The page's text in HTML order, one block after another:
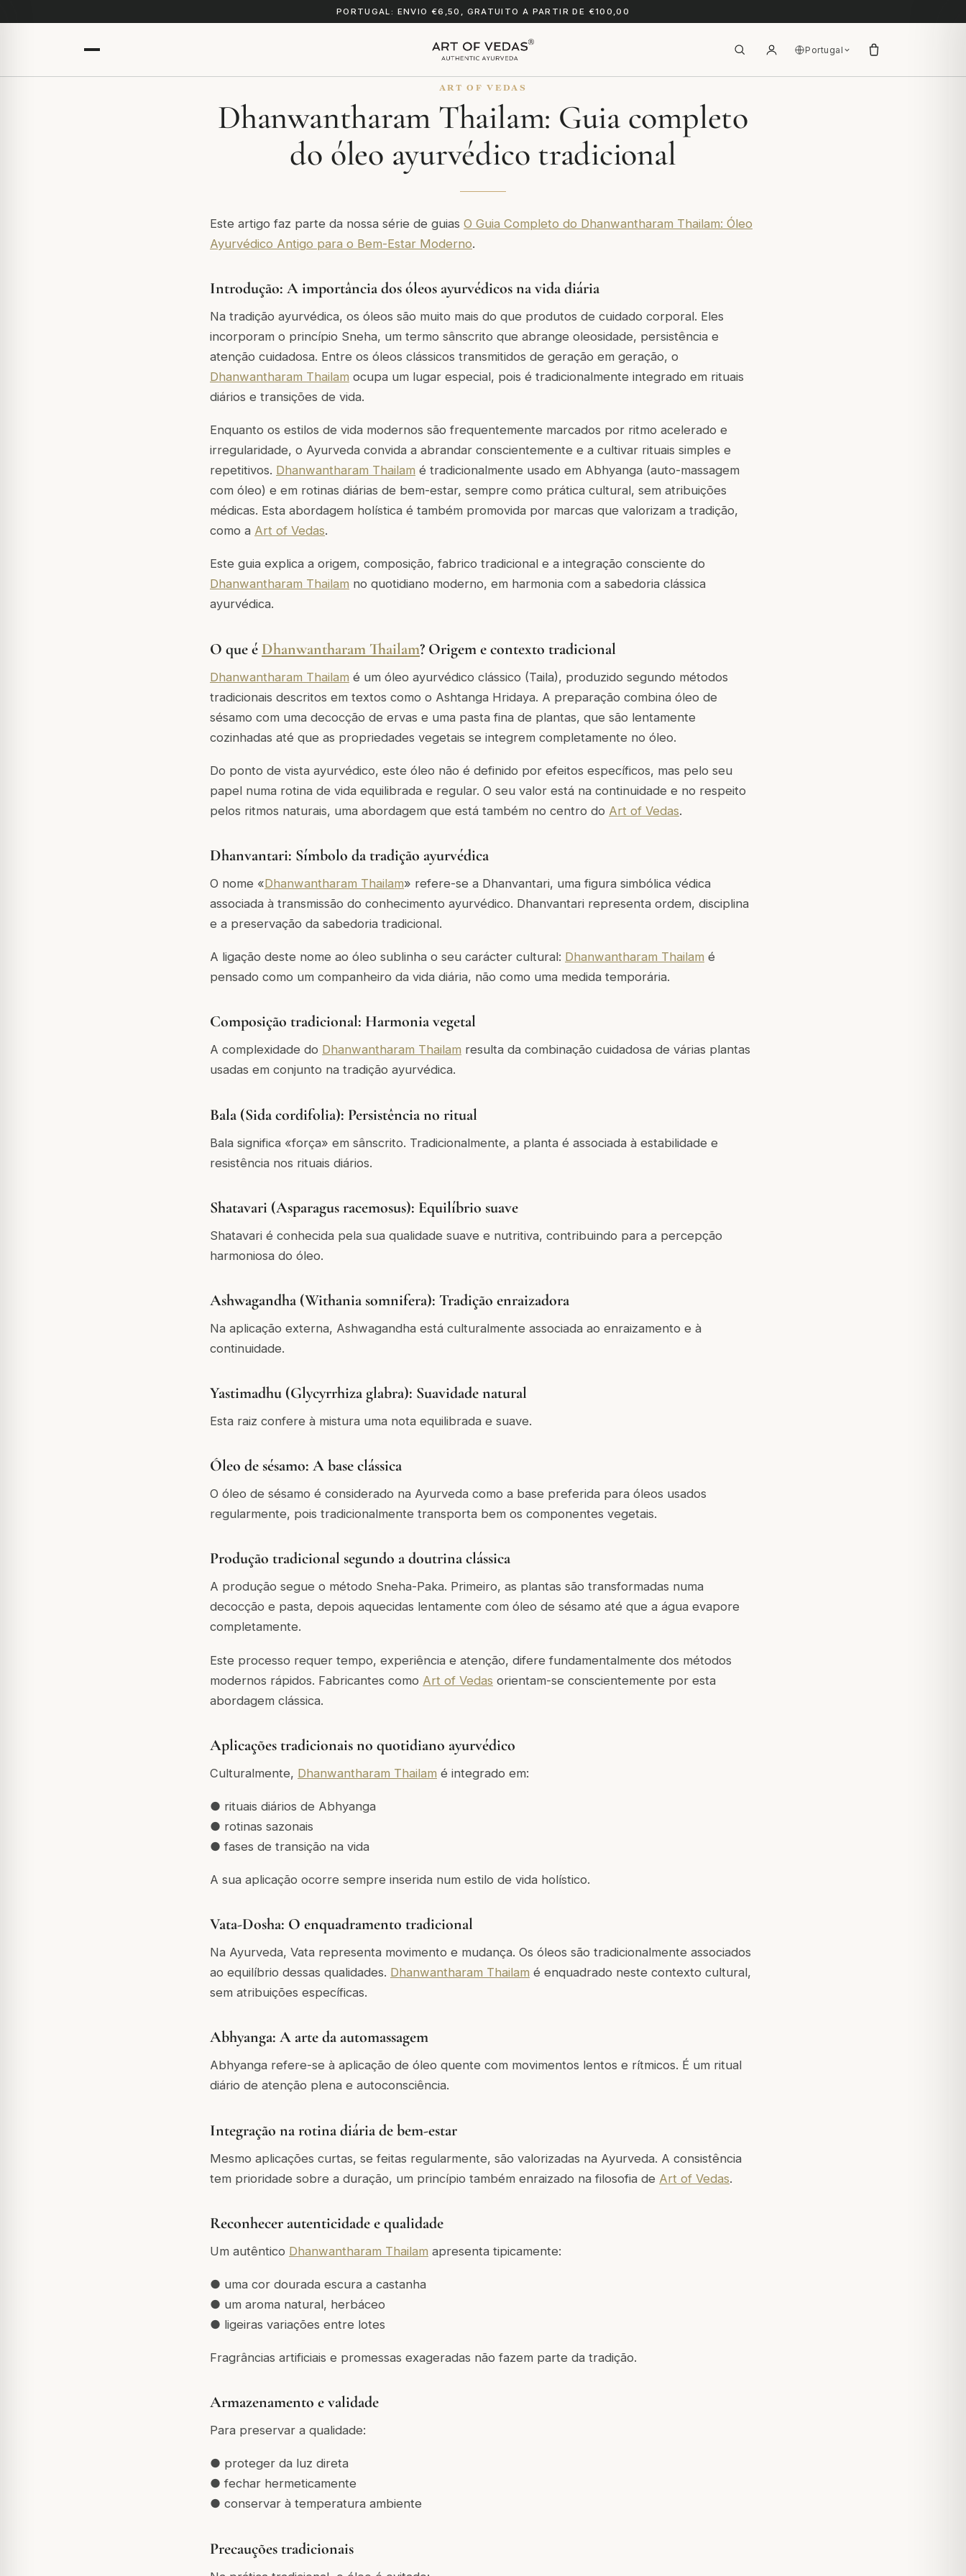
PORTUGAL: ENVIO €6,50, GRATUITO A PARTIR DE €100,00
Portugal
ART OF VEDAS
Dhanwantharam Thailam: Guia completo
do óleo ayurvédico tradicional
Este artigo faz parte da nossa série de guias O Guia Completo do Dhanwantharam Thailam: Óleo
Ayurvédico Antigo para o Bem-Estar Moderno.
Introdução: A importância dos óleos ayurvédicos na vida diária
Na tradição ayurvédica, os óleos são muito mais do que produtos de cuidado corporal. Eles
incorporam o princípio Sneha, um termo sânscrito que abrange oleosidade, persistência e
atenção cuidadosa. Entre os óleos clássicos transmitidos de geração em geração, o
Dhanwantharam Thailam ocupa um lugar especial, pois é tradicionalmente integrado em rituais
diários e transições de vida.
Enquanto os estilos de vida modernos são frequentemente marcados por ritmo acelerado e
irregularidade, o Ayurveda convida a abrandar conscientemente e a cultivar rituais simples e
repetitivos. Dhanwantharam Thailam é tradicionalmente usado em Abhyanga (auto-massagem
com óleo) e em rotinas diárias de bem-estar, sempre como prática cultural, sem atribuições
médicas. Esta abordagem holística é também promovida por marcas que valorizam a tradição,
como a Art of Vedas.
Este guia explica a origem, composição, fabrico tradicional e a integração consciente do
Dhanwantharam Thailam no quotidiano moderno, em harmonia com a sabedoria clássica
ayurvédica.
O que é Dhanwantharam Thailam? Origem e contexto tradicional
Dhanwantharam Thailam é um óleo ayurvédico clássico (Taila), produzido segundo métodos
tradicionais descritos em textos como o Ashtanga Hridaya. A preparação combina óleo de
sésamo com uma decocção de ervas e uma pasta fina de plantas, que são lentamente
cozinhadas até que as propriedades vegetais se integrem completamente no óleo.
Do ponto de vista ayurvédico, este óleo não é definido por efeitos específicos, mas pelo seu
papel numa rotina de vida equilibrada e regular. O seu valor está na continuidade e no respeito
pelos ritmos naturais, uma abordagem que está também no centro do Art of Vedas.
Dhanvantari: Símbolo da tradição ayurvédica
O nome «Dhanwantharam Thailam» refere-se a Dhanvantari, uma figura simbólica védica
associada à transmissão do conhecimento ayurvédico. Dhanvantari representa ordem, disciplina
e a preservação da sabedoria tradicional.
A ligação deste nome ao óleo sublinha o seu carácter cultural: Dhanwantharam Thailam é
pensado como um companheiro da vida diária, não como uma medida temporária.
Composição tradicional: Harmonia vegetal
A complexidade do Dhanwantharam Thailam resulta da combinação cuidadosa de várias plantas
usadas em conjunto na tradição ayurvédica.
Bala (Sida cordifolia): Persistência no ritual
Bala significa «força» em sânscrito. Tradicionalmente, a planta é associada à estabilidade e
resistência nos rituais diários.
Shatavari (Asparagus racemosus): Equilíbrio suave
Shatavari é conhecida pela sua qualidade suave e nutritiva, contribuindo para a percepção
harmoniosa do óleo.
Ashwagandha (Withania somnifera): Tradição enraizadora
Na aplicação externa, Ashwagandha está culturalmente associada ao enraizamento e à
continuidade.
Yastimadhu (Glycyrrhiza glabra): Suavidade natural
Esta raiz confere à mistura uma nota equilibrada e suave.
Óleo de sésamo: A base clássica
O óleo de sésamo é considerado na Ayurveda como a base preferida para óleos usados
regularmente, pois tradicionalmente transporta bem os componentes vegetais.
Produção tradicional segundo a doutrina clássica
A produção segue o método Sneha-Paka. Primeiro, as plantas são transformadas numa
decocção e pasta, depois aquecidas lentamente com óleo de sésamo até que a água evapore
completamente.
Este processo requer tempo, experiência e atenção, difere fundamentalmente dos métodos
modernos rápidos. Fabricantes como Art of Vedas orientam-se conscientemente por esta
abordagem clássica.
Aplicações tradicionais no quotidiano ayurvédico
Culturalmente, Dhanwantharam Thailam é integrado em:
● rituais diários de Abhyanga
● rotinas sazonais
● fases de transição na vida
A sua aplicação ocorre sempre inserida num estilo de vida holístico.
Vata-Dosha: O enquadramento tradicional
Na Ayurveda, Vata representa movimento e mudança. Os óleos são tradicionalmente associados
ao equilíbrio dessas qualidades. Dhanwantharam Thailam é enquadrado neste contexto cultural,
sem atribuições específicas.
Abhyanga: A arte da automassagem
Abhyanga refere-se à aplicação de óleo quente com movimentos lentos e rítmicos. É um ritual
diário de atenção plena e autoconsciência.
Integração na rotina diária de bem-estar
Mesmo aplicações curtas, se feitas regularmente, são valorizadas na Ayurveda. A consistência
tem prioridade sobre a duração, um princípio também enraizado na filosofia de Art of Vedas.
Reconhecer autenticidade e qualidade
Um autêntico Dhanwantharam Thailam apresenta tipicamente:
● uma cor dourada escura a castanha
● um aroma natural, herbáceo
● ligeiras variações entre lotes
Fragrâncias artificiais e promessas exageradas não fazem parte da tradição.
Armazenamento e validade
Para preservar a qualidade:
● proteger da luz direta
● fechar hermeticamente
● conservar à temperatura ambiente
Precauções tradicionais